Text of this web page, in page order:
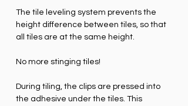
The tile leveling system prevents the
height difference between tiles, so that
all tiles are at the same height.
No more stinging tiles!
During tiling, the clips are pressed into
the adhesive under the tiles. This